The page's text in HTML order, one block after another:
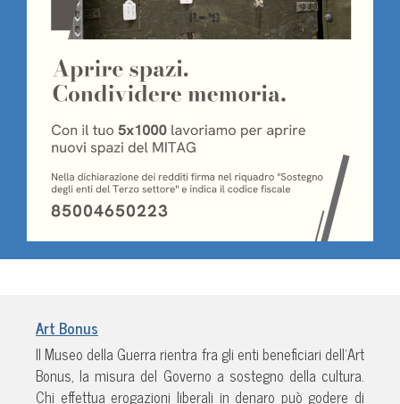
Art Bonus
Il Museo della Guerra rientra fra gli enti beneficiari dell’Art
Bonus, la misura del Governo a sostegno della cultura.
Chi effettua erogazioni liberali in denaro può godere di